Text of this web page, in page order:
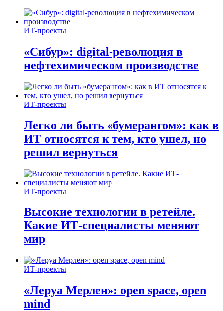
ИТ-проекты
«Сибур»: digital-революция в
нефтехимическом производстве
ИТ-проекты
Легко ли быть «бумерангом»: как в
ИТ относятся к тем, кто ушел, но
решил вернуться
ИТ-проекты
Высокие технологии в ретейле.
Какие ИТ-специалисты меняют
мир
ИТ-проекты
«Леруа Мерлен»: open space, open
mind